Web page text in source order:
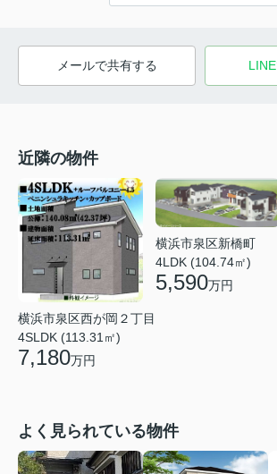
メールで共有する
近隣の物件
横浜市泉区西が岡２丁目
4SLDK (113.31㎡)
7,180万円
横浜市泉区新橋町
4LDK (104.74㎡)
5,590万円
よく見られている物件